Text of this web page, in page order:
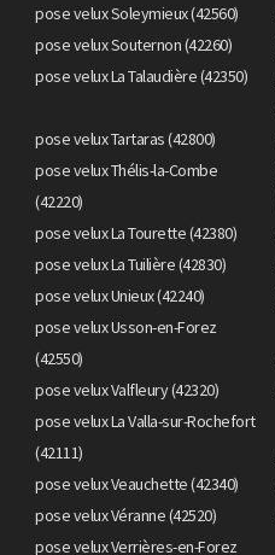
pose velux Soleymieux (42560)
pose velux Souternon (42260)
pose velux La Talaudière (42350)
pose velux Tartaras (42800)
pose velux Thélis-la-Combe
(42220)
pose velux La Tourette (42380)
pose velux La Tuilière (42830)
pose velux Unieux (42240)
pose velux Usson-en-Forez
(42550)
pose velux Valfleury (42320)
pose velux La Valla-sur-Rochefort
(42111)
pose velux Veauchette (42340)
pose velux Véranne (42520)
pose velux Verrières-en-Forez